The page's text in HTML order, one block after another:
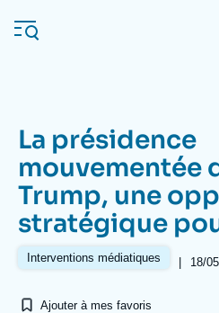
au
contenu
Navigation
principale
L'Ifri
Analyses
La présidence
mouvementée
Trump, une
stratégique
Interventions médiatiques | 18/
Ajouter à mes favoris